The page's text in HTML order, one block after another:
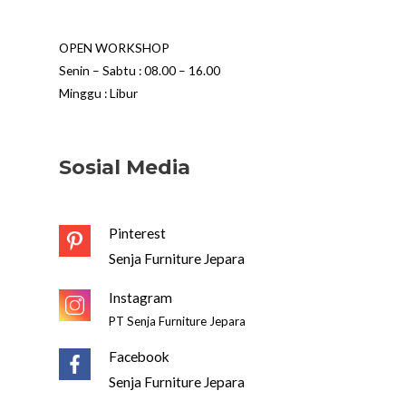
OPEN WORKSHOP
Senin – Sabtu : 08.00 – 16.00
Minggu : Libur
Sosial Media
Pinterest
Senja Furniture Jepara
Instagram
PT Senja Furniture Jepara
Facebook
Senja Furniture Jepara